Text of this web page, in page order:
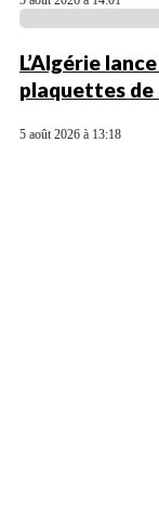
L’Algérie
plaquettes
5 août 2026 à 13:18